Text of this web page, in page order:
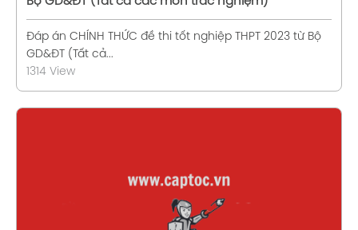
Đáp án CHÍNH THỨC đề thi tốt nghiệp THPT 2023 từ Bộ
GD&ĐT (Tất cả...
1314 View